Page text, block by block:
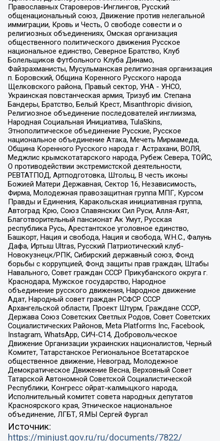
Православных Староверов-Инглингов, Русский
общенациональный союз, Движение против нелегальной
иммиграции, Кровь и Честь, О свободе совести и о
религиозных объединениях, Омская организация
общественного политического движения Русское
национальное единство, Северное Братство, Клуб
Болельщиков Футбольного Клуба Динамо,
Файзрахманисты, Мусульманская религиозная организация
п. Боровский, Община Коренного Русского народа
Щелковского района, Правый сектор, УНА - УНСО,
Украинская повстанческая армия, Тризуб им. Степана
Бандеры, Братство, Белый Крест, Misanthropic division,
Религиозное объединение последователей инглиизма,
Народная Социальная Инициатива, TulaSkins,
Этнополитическое объединение Русские, Русское
национальное объединение Атака, Мечеть Мирмамеда,
Община Коренного Русского народа г. Астрахани, ВОЛЯ,
Меджлис крымскотатарского народа, Рубеж Севера, ТОЙС,
О противодействии экстремистской деятельности,
РЕВТАТПОД, Артподготовка, Штольц, В честь иконы
Божией Матери Державная, Сектор 16, Независимость,
Фирма, Молодежная правозащитная группа МПГ, Курсом
Правды и Единения, Каракольская инициативная группа,
Автоград Крю, Союз Славянских Сил Руси, Алля-Аят,
Благотворительный пансионат Ак Умут, Русская
республика Русь, Арестантское уголовное единство,
Башкорт, Нация и свобода, Нация и свобода, W.H.С., Фалунь
Дафа, Иртыш Ultras, Русский Патриотический клуб-
Новокузнецк/РПК, Сибирский державный союз, Фонд
борьбы с коррупцией, Фонд защиты прав граждан, Штабы
Навального, Совет граждан СССР Прикубанского округа г.
Краснодара, Мужское государство, Народное
объединение русского движения, Народное движение
Адат, Народный совет граждан РСФСР СССР
Архангельской области, Проект Штурм, Граждане СССР,
Держава Союз Советских Светлых Родов, Совет Советских
Социалистических Районов, Meta Platforms Inc, Facebook,
Instagram, WhatsApp, СИЧ-С14, Добровольческое
Движение Организации украинских националистов, Черный
Комитет, Татарстанское Региональное Всетатарское
общественное движение, Невоград, Молодежное
Демократическое Движение Весна, Верховный Совет
Татарской Автономной Советской Социалистической
Республики, Конгресс ойрат-калмыцкого народа,
Исполнительный комитет совета народных депутатов
Красноярского края, Этническое национальное
объединение, ЛГБТ, Я.МЫ Сергей Фургал
Источник:
https://minjust.gov.ru/ru/documents/7822/